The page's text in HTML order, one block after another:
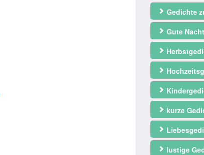
Gedichte
Gute
kurze
lustige